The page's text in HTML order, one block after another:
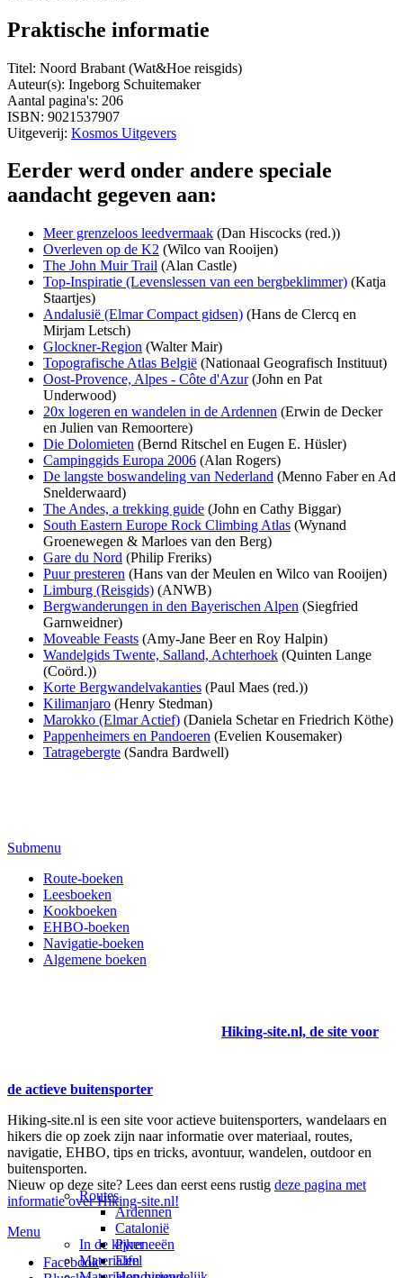
Praktische informatie
Titel: Noord Brabant (Wat&Hoe reisgids)
Auteur(s): Ingeborg Schuitemaker
Aantal pagina's: 206
ISBN: 9021537907
Uitgeverij: Kosmos Uitgevers
Eerder werd onder andere speciale
aandacht gegeven aan:
Meer grenzeloos leedvermaak (Dan Hiscocks (red.))
Overleven op de K2 (Wilco van Rooijen)
The John Muir Trail (Alan Castle)
Top-Inspiratie (Levenslessen van een bergbeklimmer) (Katja
Staartjes)
Andalusië (Elmar Compact gidsen) (Hans de Clercq en
Mirjam Letsch)
Glockner-Region (Walter Mair)
Topografische Atlas België (Nationaal Geografisch Instituut)
Oost-Provence, Alpes - Côte d'Azur(John en Pat
Underwood)
20x logeren en wandelen in de Ardennen (Erwin de Decker
en Julien van Remoortere)
Die Dolomieten (Bernd Ritschel en Eugen E. Hüsler)
Campinggids Europa 2006 (Alan Rogers)
De langste boswandeling van Nederland (Menno Faber en Ad
Snelderwaard)
The Andes, a trekking guide (John en Cathy Biggar)
South Eastern Europe Rock Climbing Atlas (Wynand
Groenewegen & Marloes van den Berg)
Gare du Nord (Philip Freriks)
Puur presteren (Hans van der Meulen en Wilco van Rooijen)
Limburg (Reisgids) (ANWB)
Bergwanderungen in den Bayerischen Alpen (Siegfried
Garnweidner)
Moveable Feasts (Amy-Jane Beer en Roy Halpin)
Wandelgids Twente, Salland, Achterhoek (Quinten Lange
(Coörd.))
Korte Bergwandelvakanties (Paul Maes (red.))
Kilimanjaro (Henry Stedman)
Marokko (Elmar Actief) (Daniela Schetar en Friedrich Köthe)
Pappenheimers en Pandoeren (Evelien Kousemaker)
Tatragebergte (Sandra Bardwell)
Submenu
Route-boeken
Leesboeken
Kookboeken
EHBO-boeken
Navigatie-boeken
Algemene boeken
Hiking-site.nl, de site voor
de actieve buitensporter
Hiking-site.nl is een site voor actieve buitensporters, wandelaars en
hikers die op zoek zijn naar informatie over materiaal, routes,
navigatie, EHBO, tips en tricks, avontuur, wandelen, outdoor en
buitensporten.
Nieuw op deze site? Lees dan eerst eens rustig deze pagina met
informatie over Hiking-site.nl!
Menu
Facebook
In de kijker
Materialen
Routes
Ardennen
Catalonië
Pyreneeën
Eifel